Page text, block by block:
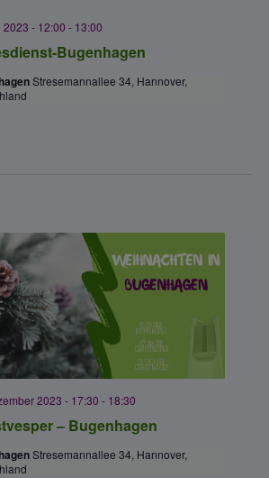
Bugenhagen
2023 - 12:00 - 13:00
Stresemannallee 34, Hannover,
– Bugenhagen
2023 - 17:30 - 18:30
Stresemannallee 34, Hannover,